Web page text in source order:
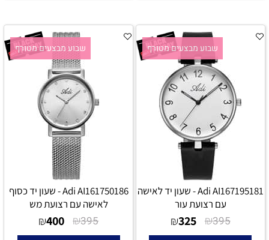
שבוע מבצעים מטורף
Adi AI167195181 - שעון יד לאישה
עם רצועת עור
₪395
₪325
שבוע מבצעים מטורף
Adi AI161750186 - שעון יד כסוף
לאישה עם רצועת מש
₪395
₪400